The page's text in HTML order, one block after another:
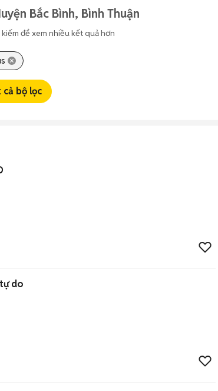
Bắc Bình, Bình Thuận
để xem nhiều kết quả hơn
bộ lọc
do